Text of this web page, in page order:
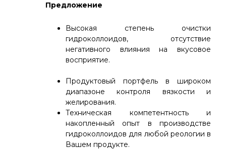
Предложение
Высокая степень очистки
гидроколлоидов, отсутствие
негативного влияния на вкусовое
восприятие.
Продуктовый портфель в широком
диапазоне контроля вязкости и
желирования.
Техническая компетентность и
накопленный опыт в производстве
гидроколлоидов для любой реологии в
Вашем продукте.